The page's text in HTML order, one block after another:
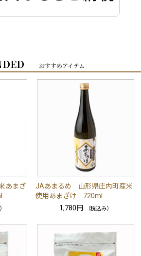
おすすめアイテム
あまざ
JAあまるめ 山形県庄内町産米
使用あまざけ 720ml
1,780円
（税込み）